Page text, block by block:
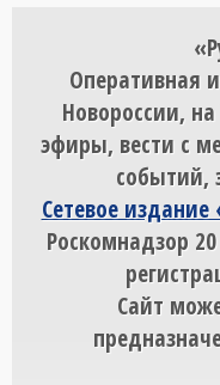
Оперативная
Новороссии,
эфиры, вести с
событий,
Сетевое издание
Роскомнадзор
Сайт